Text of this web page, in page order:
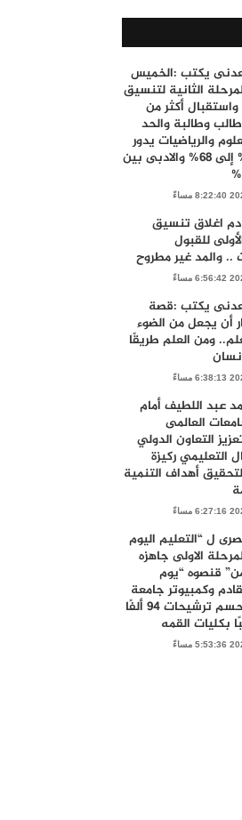
يكتب :الخميس
الثانية لتنسيق
واستقبال أكثر من
طالب وطالبة والحد
والرياضيات يدور
حول 67% إلى 68% والادبى بين
مساءً
اغلاق تنسيق
للقبول
.. والمد غير مطروح
مساءً
يكتب :قصة
أن يجعل من الضوء
ومن العلم طريقًا
مساءً
عبد اللطيف أمام
العالمى
التعاون الدولي
التعليمي ركيزة
أهداف التنمية
مساءً
ل “التعليم اليوم
الاولى جاهزه
من” قنصوه “يوم
وكمبيوتر جامعة
القاهرة يحسم ترشيحات 94 ألفًا
مساءً